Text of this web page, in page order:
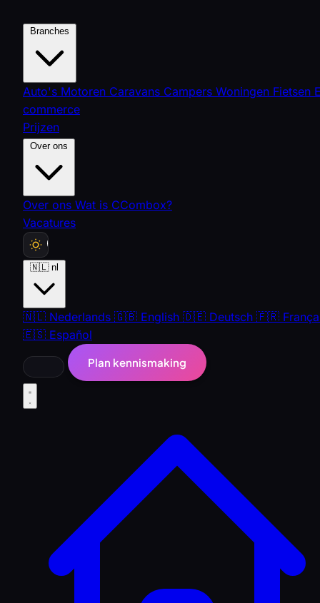
Auto's Motoren Caravans Campers Woningen Fietsen
commerce
Prijzen
Over ons Wat is CCombox?
Vacatures
🇳🇱 nl
🇳🇱 Nederlands 🇬🇧 English 🇩🇪 Deutsch 🇫🇷
🇪🇸 Español
Plan kennismaking